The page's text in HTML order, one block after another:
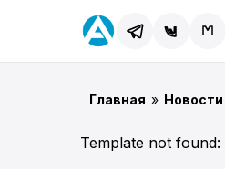
Главная »
Template not